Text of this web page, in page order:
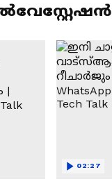
|
02:27